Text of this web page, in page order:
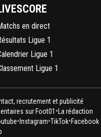
en direct
Ligue 1
Ligue 1
Ligue 1
recrutement et publicité
sur Foot01 • La rédaction
• Instagram•TikTok•Facebook